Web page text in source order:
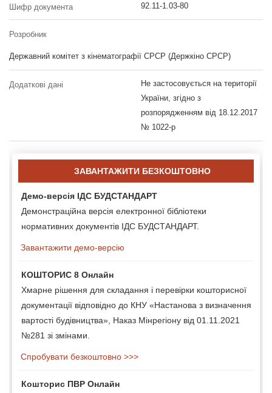
Шифр документа 92.11-1.03-80
Розробник
Державний комітет з кінематографії СРСР (Держкіно СРСР)
Додаткові дані
Не застосовується на території
України, згідно з
розпорядженням від 18.12.2017
№ 1022-р
ЗАВАНТАЖИТИ БЕЗКОШТОВНО
Демо-версія ІДС БУДСТАНДАРТ
Демонстраційна версія електронної бібліотеки
нормативних документів ІДС БУДСТАНДАРТ.
Завантажити демо-версію
КОШТОРИС 8 Онлайн
Хмарне рішення для складання і перевірки кошторисної
документації відповідно до КНУ «Настанова з визначення
вартості будівництва», Наказ Мінрегіону від 01.11.2021
№281 зі змінами.
Спробувати безкоштовно >>>
Кошторис ПВР Онлайн